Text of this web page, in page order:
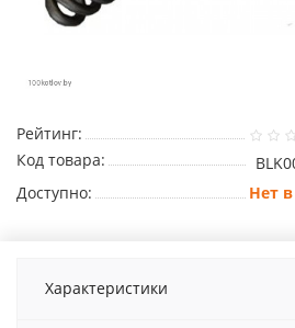
Рейтинг:
Код товара:
Доступно:
Нет
Характеристики